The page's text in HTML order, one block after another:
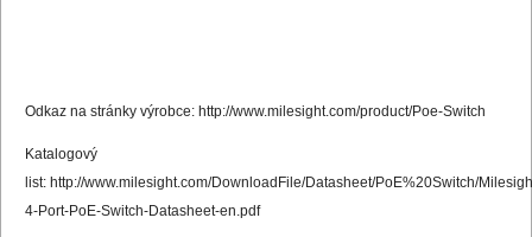
Odkaz na stránky výrobce: http://www.milesight.com/product/Poe-Switch
Katalogový
list: http://www.milesight.com/DownloadFile/Datasheet/PoE%20Switch/
4-Port-PoE-Switch-Datasheet-en.pdf